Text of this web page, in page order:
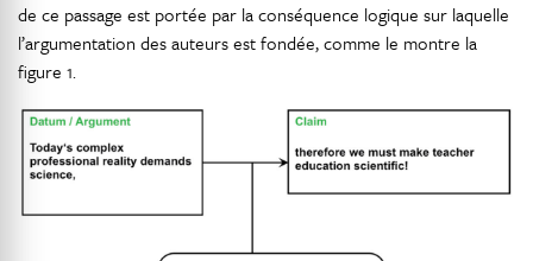
de ce passage est portée par la conséquence logique sur laquelle
l’argumentation des auteurs est fondée, comme le montre la
figure 1.